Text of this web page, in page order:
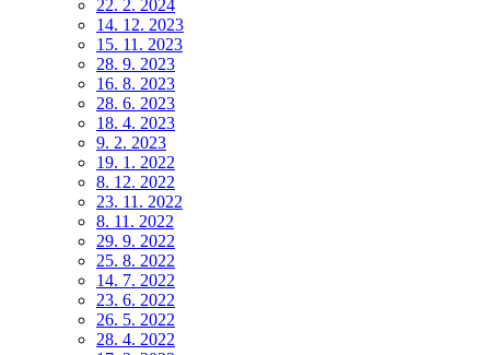
22. 2. 2024
14. 12. 2023
15. 11. 2023
28. 9. 2023
16. 8. 2023
28. 6. 2023
18. 4. 2023
9. 2. 2023
19. 1. 2022
8. 12. 2022
23. 11. 2022
8. 11. 2022
29. 9. 2022
25. 8. 2022
14. 7. 2022
23. 6. 2022
26. 5. 2022
28. 4. 2022